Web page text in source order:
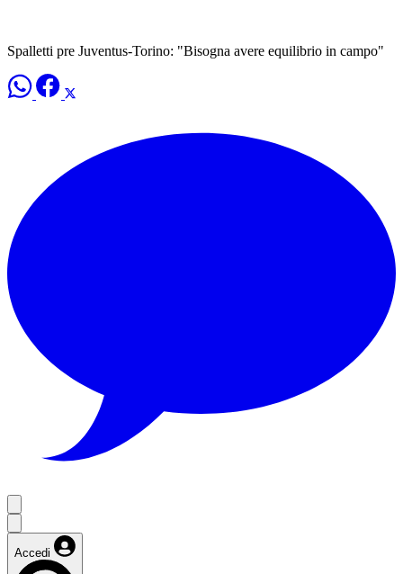
Spalletti pre Juventus-Torino: "Bisogna avere equilibrio in campo"
Accedi